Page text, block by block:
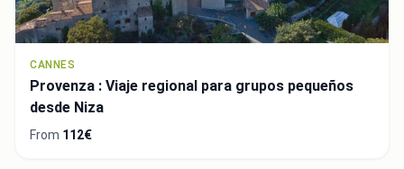
CANNES
Provenza : Viaje regional para grupos pequeños
desde Niza
From 112€